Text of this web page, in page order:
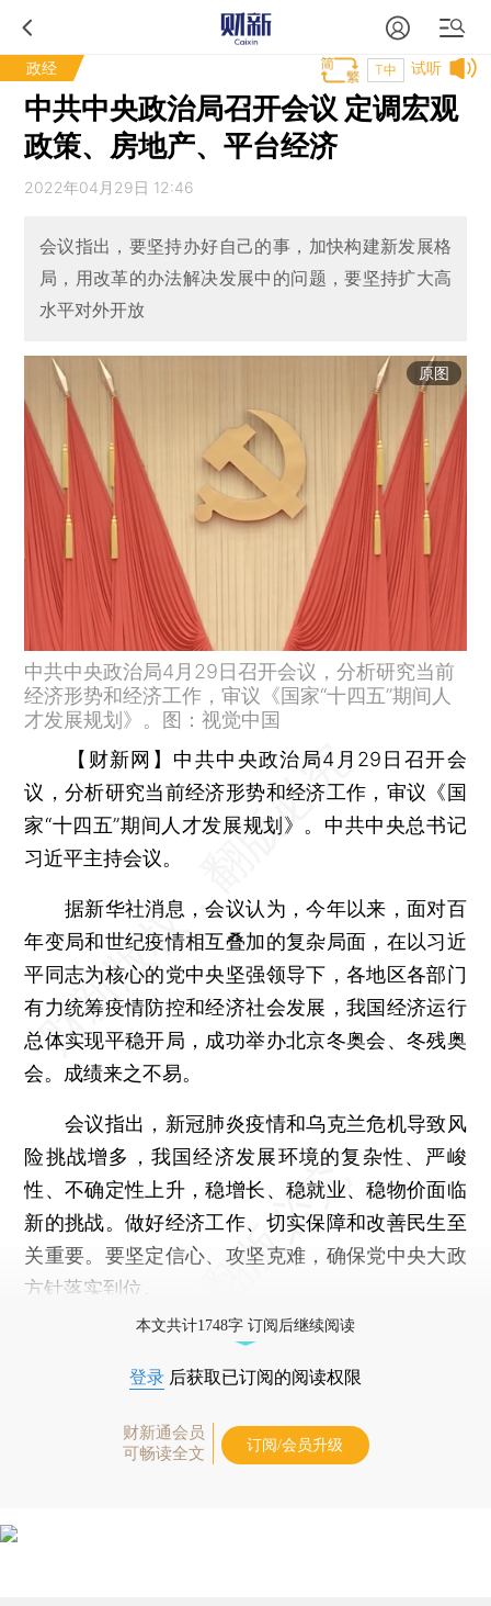
政经 试听
T中
中共中央政治局召开会议 定调宏观
政策、房地产、平台经济
2022年04月29日 12:46
会议指出，要坚持办好自己的事，加快构建新发展格
局，用改革的办法解决发展中的问题，要坚持扩大高
水平对外开放
原图
中共中央政治局4月29日召开会议，分析研究当前
经济形势和经济工作，审议《国家“十四五”期间人
才发展规划》。图：视觉中国
【财新网】 中共中央政治局4月29日召开会
议，分析研究当前经济形势和经济工作，审议《国
家“十四五”期间人才发展规划》。中共中央总书记
习近平主持会议。
据新华社消息，会议认为，今年以来，面对百
年变局和世纪疫情相互叠加的复杂局面，在以习近
平同志为核心的党中央坚强领导下，各地区各部门
有力统筹疫情防控和经济社会发展，我国经济运行
总体实现平稳开局，成功举办北京冬奥会、冬残奥
会。成绩来之不易。
会议指出，新冠肺炎疫情和乌克兰危机导致风
险挑战增多，我国经济发展环境的复杂性、严峻
性、不确定性上升，稳增长、稳就业、稳物价面临
新的挑战。做好经济工作、切实保障和改善民生至
关重要。要坚定信心、攻坚克难，确保党中央大政
方针落实到位。
本文共计1748字 订阅后继续阅读
登录 后获取已订阅的阅读权限
财新通会员
可畅读全文
订阅/会员升级